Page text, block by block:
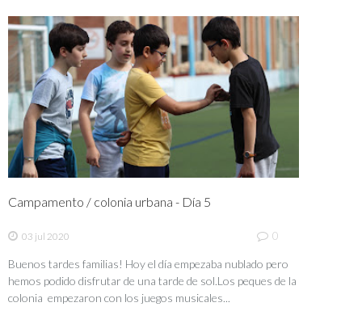
Campamento / colonia urbana - Día 5
03 jul 2020 0
Buenos tardes familias! Hoy el día empezaba nublado pero
hemos podido disfrutar de una tarde de sol.Los peques de la
colonia empezaron con los juegos musicales...